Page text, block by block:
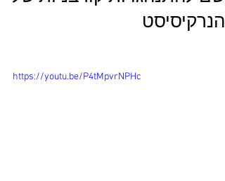
הנרקיסיסט
https://youtu.be/P4tMpvrNPHc